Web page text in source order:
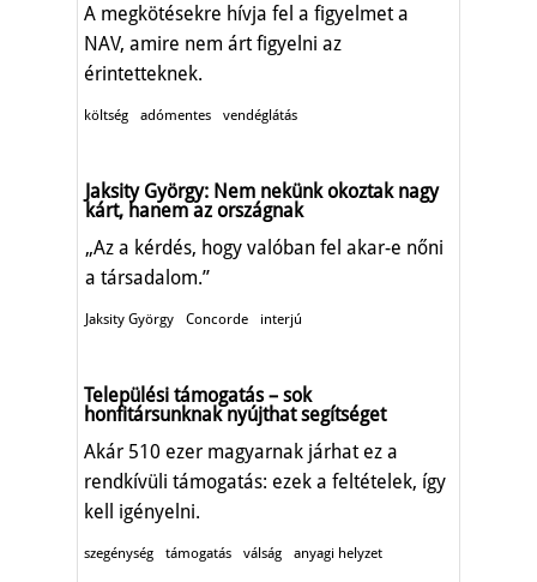
A megkötésekre hívja fel a figyelmet a
NAV, amire nem árt figyelni az
érintetteknek.
költség adómentes vendéglátás
Jaksity György: Nem nekünk okoztak nagy
kárt, hanem az országnak
„Az a kérdés, hogy valóban fel akar-e nőni
a társadalom.”
Jaksity György Concorde interjú
Települési támogatás – sok
honfitársunknak nyújthat segítséget
Akár 510 ezer magyarnak járhat ez a
rendkívüli támogatás: ezek a feltételek, így
kell igényelni.
szegénység támogatás válság anyagi helyzet